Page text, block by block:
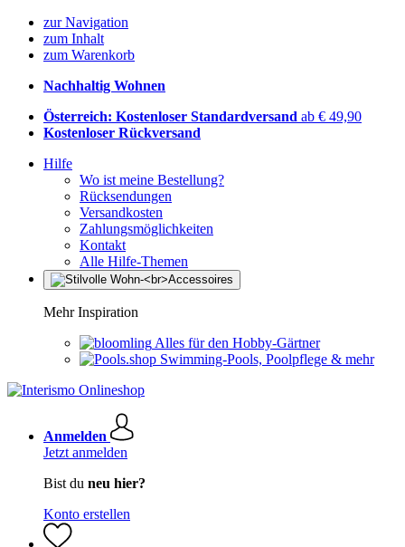
zur Navigation
zum Inhalt
zum Warenkorb
Nachhaltig Wohnen
Österreich: Kostenloser Standardversand ab € 49,90
Kostenloser Rückversand
Hilfe
Wo ist meine Bestellung?
Rücksendungen
Versandkosten
Zahlungsmöglichkeiten
Kontakt
Alle Hilfe-Themen
Mehr Inspiration
Alles für den Hobby-Gärtner
Swimming-Pools, Poolpflege & mehr
Anmelden
Jetzt anmelden
Bist du neu hier?
Konto erstellen